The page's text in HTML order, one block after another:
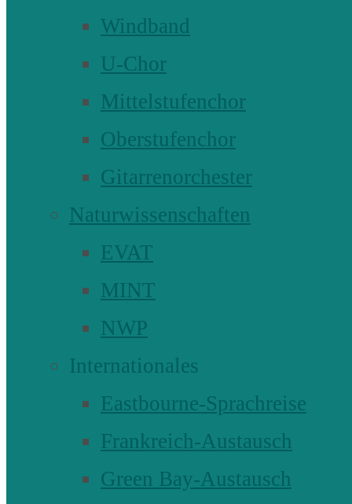
Windband
U-Chor
Mittelstufenchor
Oberstufenchor
Gitarrenorchester
Naturwissenschaften
EVAT
MINT
NWP
Internationales
Eastbourne-Sprachreise
Frankreich-Austausch
Green Bay-Austausch